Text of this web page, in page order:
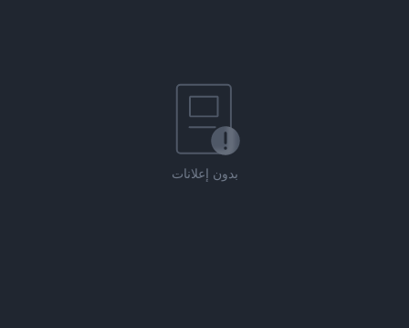
بدون إعلانات